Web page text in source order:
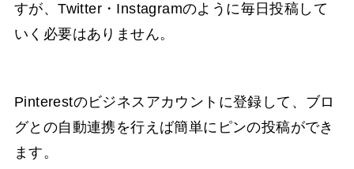
すが、Twitter・Instagramのように毎日投稿して
いく必要はありません。
Pinterestのビジネスアカウントに登録して、ブロ
グとの自動連携を行えば簡単にピンの投稿ができ
ます。